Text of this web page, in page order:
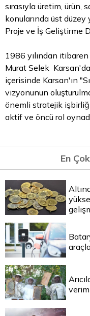
sırasıyla üretim, ürün,
konularında üst
Proje ve İş Geliştirme
1986 yılından
Murat Selek
içerisinde Karsan'ın
vizyonunun
önemli stratejik
aktif ve öncü rol
En